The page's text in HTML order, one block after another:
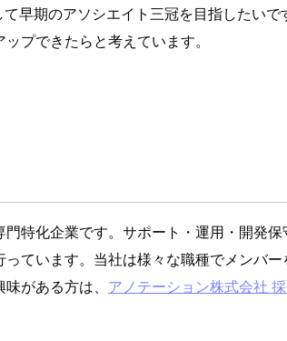
早期のアソシエイト三冠を目指したいで
プできたらと考えています。
特化企業です。サポート・運用・開発
ています。当社は様々な職種でメンバ
がある方は、 アノテーション株式会社